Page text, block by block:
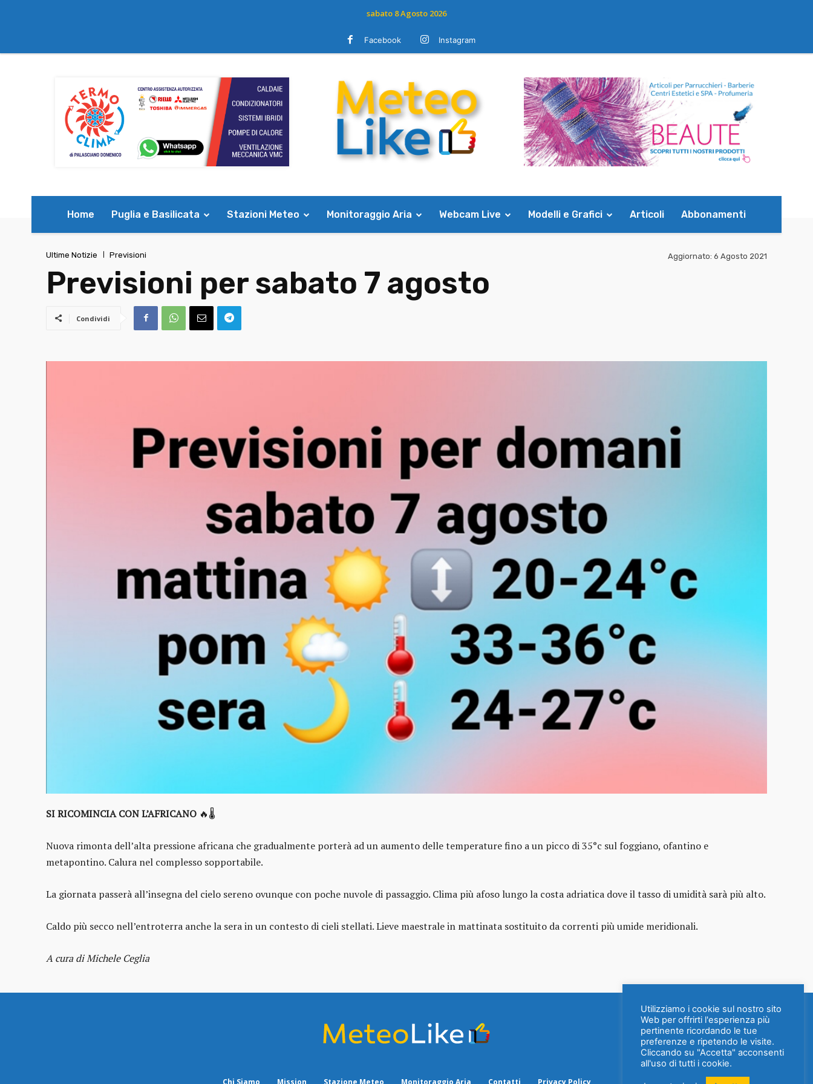
sabato 8 Agosto 2026
Facebook Instagram
Home Puglia e Basilicata Stazioni Meteo Monitoraggio Aria Webcam Live Modelli e Grafici Articoli Abbonamenti
Ultime Notizie Previsioni Aggiornato: 6 Agosto 2021
Previsioni per sabato 7 agosto
Condividi
SI RICOMINCIA CON L’AFRICANO 🔥🌡️
Nuova rimonta dell’alta pressione africana che gradualmente porterà ad un aumento delle temperature fino a un picco di 35°c sul foggiano, ofantino e
metapontino. Calura nel complesso sopportabile.
La giornata passerà all’insegna del cielo sereno ovunque con poche nuvole di passaggio. Clima più afoso lungo la costa adriatica dove il tasso di umidità sarà più alto.
Caldo più secco nell’entroterra anche la sera in un contesto di cieli stellati. Lieve maestrale in mattinata sostituito da correnti più umide meridionali.
A cura di Michele Ceglia
Utilizziamo i cookie sul nostro sito
Web per offrirti l'esperienza più
pertinente ricordando le tue
preferenze e ripetendo le visite.
Cliccando su "Accetta" acconsenti
all'uso di tutti i cookie.